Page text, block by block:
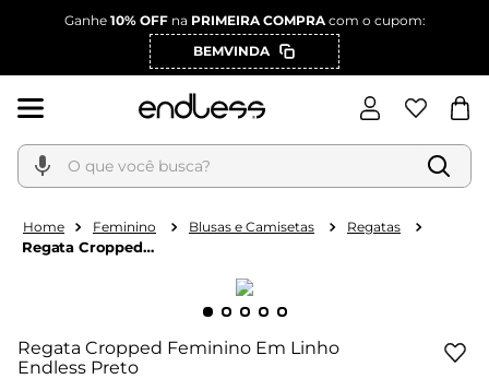
Ganhe 10% OFFna PRIMEIRA COMPRAcom o cupom:
BEMVINDA
O que você busca?
Feminino Blusas e Camisetas Regatas
Regata Cropped
Regata Cropped Feminino Em Linho
Endless Preto